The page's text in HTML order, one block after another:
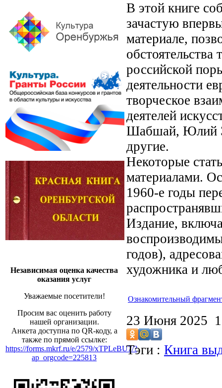
Независимая оценка качества
оказания услуг
Уважаемые посетители!
Просим вас оценить работу
нашей организации.
Анкета доступна по QR-коду, а
также по прямой ссылке:
https://forms.mkrf.ru/e/2579/xTPLeBU7/?
ap_orgcode=225813
В этой книге
зачастую
материале,
российской
деятельности
творческое
деятелей
Шабшай, Юлий
другие.
Некоторые
материалами.
1960-е годы
Издание,
годов),
художника и
Ознакомительный
23 Июня 2025
Тэги : Книга